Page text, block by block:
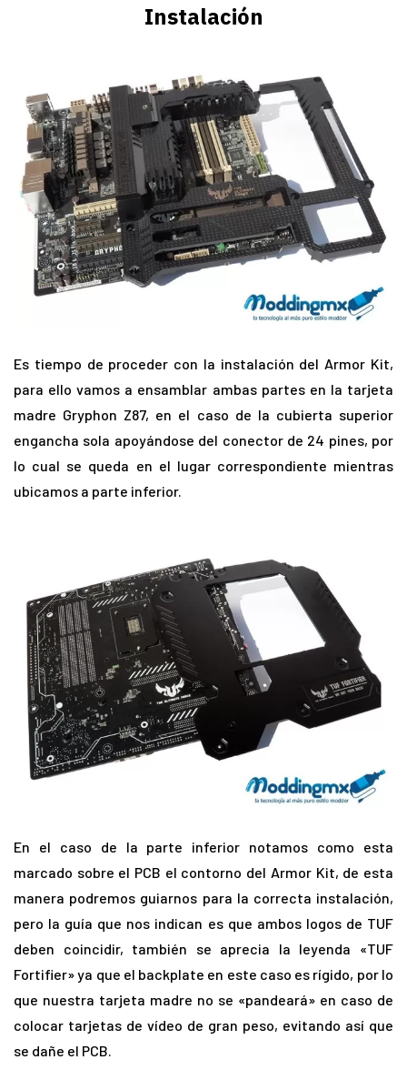
Instalación
Es tiempo de proceder con la instalación del Armor Kit,
para ello vamos a ensamblar ambas partes en la tarjeta
madre Gryphon Z87, en el caso de la cubierta superior
engancha sola apoyándose del conector de 24 pines, por
lo cual se queda en el lugar correspondiente mientras
ubicamos a parte inferior.
En el caso de la parte inferior notamos como esta
marcado sobre el PCB el contorno del Armor Kit, de esta
manera podremos guiarnos para la correcta instalación,
pero la guía que nos indican es que ambos logos de TUF
deben coincidir, también se aprecia la leyenda «TUF
Fortifier» ya que el backplate en este caso es rígido, por lo
que nuestra tarjeta madre no se «pandeará» en caso de
colocar tarjetas de vídeo de gran peso, evitando así que
se dañe el PCB.